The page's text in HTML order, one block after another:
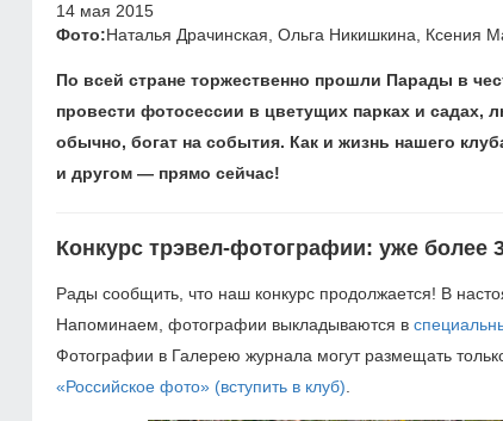
14 мая 2015
Фото:Наталья Драчинская, Ольга Никишкина, Ксения
По всей стране торжественно прошли Парады в
провести фотосессии в цветущих парках и садах,
обычно, богат на события. Как и жизнь нашего
и другом — прямо сейчас!​
Конкурс трэвел-фотографии: уже более
Рады сообщить, что наш конкурс продолжается! В
Напоминаем, фотографии выкладываются в
Фотографии в Галерею журнала могут размещать
«Российское фото» (вступить в клуб)